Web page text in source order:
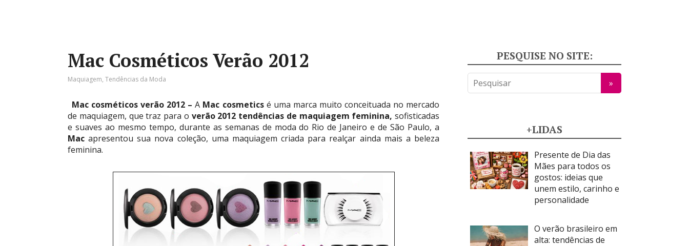
Mac Cosméticos Verão 2012
Maquiagem, Tendências da Moda
Mac cosméticos verão 2012 –A Mac cosmeticsé uma marca muito conceituada no mercado
de maquiagem, que traz para o verão 2012 tendências de maquiagem feminina, sofisticadas
e suaves ao mesmo tempo, durante as semanas de moda do Rio de Janeiro e de São Paulo, a
Mac apresentou sua nova coleção, uma maquiagem criada para realçar ainda mais a beleza
feminina.
PESQUISE NO SITE:
+LIDAS
Presente de Dia das
Mães para todos os
gostos: ideias que
unem estilo, carinho e
personalidade
O verão brasileiro em
alta: tendências de